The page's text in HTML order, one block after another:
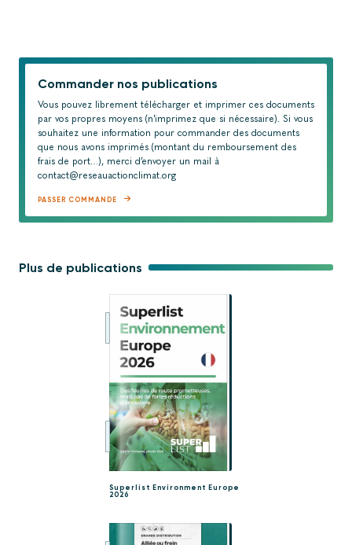
Commander nos publications
Vous pouvez librement télécharger et imprimer ces documents
par vos propres moyens (n'imprimez que si nécessaire). Si vous
souhaitez une information pour commander des documents
que nous avons imprimés (montant du remboursement des
frais de port…), merci d’envoyer un mail à
contact@reseauactionclimat.org
PASSER COMMANDE
Plus de publications
Superlist Environment Europe
2026